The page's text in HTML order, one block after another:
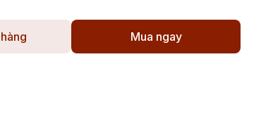
Mua ngay